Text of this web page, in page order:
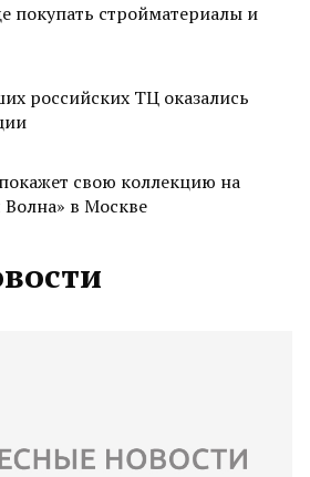
покупать стройматериалы и
российских ТЦ оказались
свою коллекцию на
в Москве